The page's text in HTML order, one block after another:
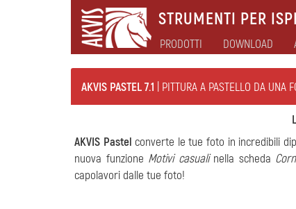
STRUMENTI PER
PRODOTTI DOWNLOAD
AKVIS PASTEL 7.1 | PITTURA A PASTELLO DA UNA
AKVIS Pastel converte le tue foto in incredibili
nuova funzione Motivi casualinella scheda
capolavori dalle tue foto!